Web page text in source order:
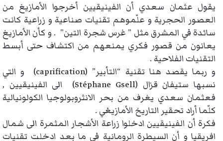
يقول عثمان سعدي أن الفينيقيين أخرجوا الأمازيغ من
العصور الحجرية و علّموهم تقنيات صناعية و زراعية كانت
سائدة في المشرق مثل ” غرس شجرة التين” . و كأن الأمازيغ
يعانون من قصور فكري يمنعهم من اكتشاف حتى أبسط
التقنيات الفلاحية .
و ربما يقصد هنا تقنية “التأبير” (caprification) و التي
نسبها ستيفان قزال (Stéphane Gsell) الى الفينيقيين ,
فعثمان سعدي يغرف من بحر الانثروبولوجيا الكولونيالية
كلّما أراد تحقير التاريخ الأمازيغي .
فكرة أن الفينيقيين ادخلوا زراعة الأشجار المثمرة الى شمال
افريقيا و أن السيطرة الرومانية في ما بعد ادخلت تقنيات